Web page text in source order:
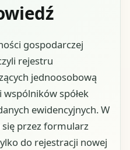
gospodarczej
rejestru
jednoosobową
wspólników spółek
ewidencyjnych. W
się przez formularz
do rejestracji nowej